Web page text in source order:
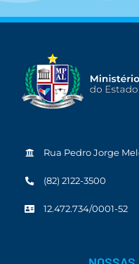
Rua Pedro Jorge
(82) 2122-3500
12.472.734/0001-52